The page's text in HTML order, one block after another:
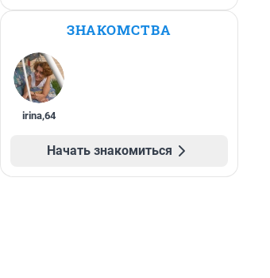
ЗНАКОМСТВА
irina,64
Начать знакомиться